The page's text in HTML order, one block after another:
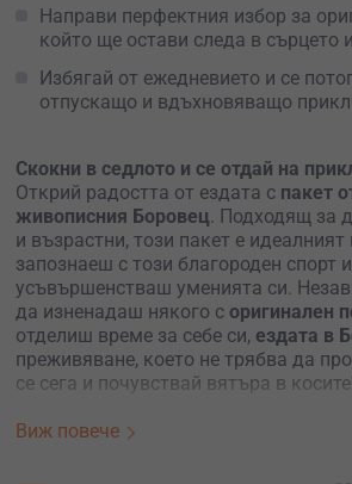
Направи перфектния избор за
който ще остави следа в сърцето
Избягай от ежедневието и се
отпускащо и вдъхновяващо
Скокни в седлото и се отдай на
Открий радостта от ездата с пакет
живописния Боровец. Подходящ за
и възрастни, този пакет е
запознаеш с този благороден спорт
усъвършенстваш уменията си.
да изненадаш някого с оригинален
отделиш време за себе си, ездата в
преживяване, което не трябва да
се сега и почувствай вятъра в
Има нещо вълшебно в ездата, което
Виж повече